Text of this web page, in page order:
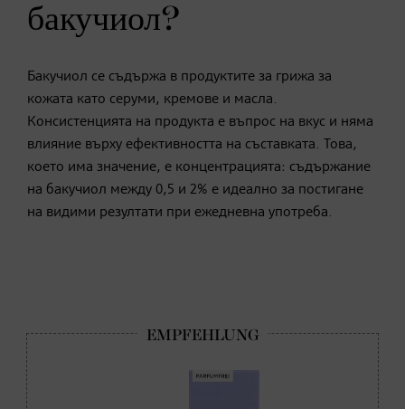
бакучиол?
Бакучиол се съдържа в продуктите за грижа за
кожата като серуми, кремове и масла.
Консистенцията на продукта е въпрос на вкус и няма
влияние върху ефективността на съставката. Това,
което има значение, е концентрацията: съдържание
на бакучиол между 0,5 и 2% е идеално за постигане
на видими резултати при ежедневна употреба.